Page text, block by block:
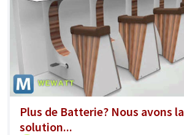
Plus de Batterie? Nous avons la
solution...